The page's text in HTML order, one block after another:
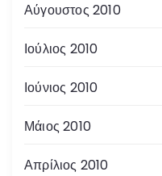
Αύγουστος 2010
Ιούλιος 2010
Ιούνιος 2010
Μάιος 2010
Απρίλιος 2010